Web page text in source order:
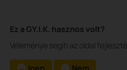
Ez a GY.I.K. hasznos volt?
Véleménye segíti az oldal